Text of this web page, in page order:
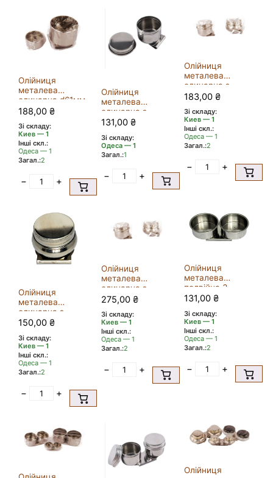
Олійниця
металева
одинарна d61мм
/157103
188,00 ₴
Зі складу:
Киев — 1
Інші скл.:
Одеса — 1
Загал.:2
− +
Олійниця
металева
одинарна з
кришкою
131,00 ₴
Зі складу:
Одеса — 1
Загал.:1
− +
Олійниця
металева
одинарна з
кришкою d36мм
/11028
183,00 ₴
Зі складу:
Киев — 1
Інші скл.:
Одеса — 1
Загал.:2
− +
Олійниця
металева
одинарна з
кришкою d42мм
150,00 ₴
Зі складу:
Киев — 1
Інші скл.:
Одеса — 1
Загал.:2
− +
Олійниця
металева
одинарна з
кришкою d60мм
/157101
275,00 ₴
Зі складу:
Киев — 1
Інші скл.:
Одеса — 1
Загал.:2
− +
Олійниця
металева
подвійна 3
ободком d40мм
131,00 ₴
Зі складу:
Киев — 1
Інші скл.:
Одеса — 1
Загал.:2
− +
Олійниця